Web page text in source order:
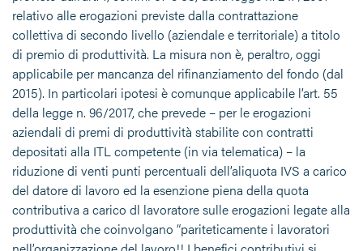
relativo alle erogazioni previste dalla contrattazione
collettiva di secondo livello (aziendale e territoriale) a titolo
di premio di produttività. La misura non è, peraltro, oggi
applicabile per mancanza del rifinanziamento del fondo (dal
2015). In particolari ipotesi è comunque applicabile l’art. 55
della legge n. 96/2017, che prevede – per le erogazioni
aziendali di premi di produttività stabilite con contratti
depositati alla ITL competente (in via telematica) – la
riduzione di venti punti percentuali dell’aliquota IVS a carico
del datore di lavoro ed la esenzione piena della quota
contributiva a carico dl lavoratore sulle erogazioni legate alla
produttività che coinvolgano “pariteticamente i lavoratori